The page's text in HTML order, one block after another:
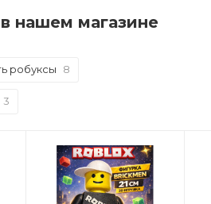
нашем магазине
робуксы 8
3